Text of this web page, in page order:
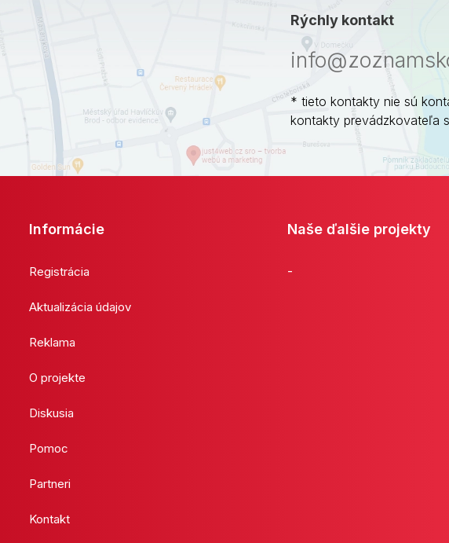
Rýchly kontakt
* tieto kontakty nie sú
kontakty prevádzkovateľa
Informácie
Registrácia
Aktualizácia údajov
Reklama
O projekte
Diskusia
Pomoc
Partneri
Kontakt
Naše ďalšie projekty
-